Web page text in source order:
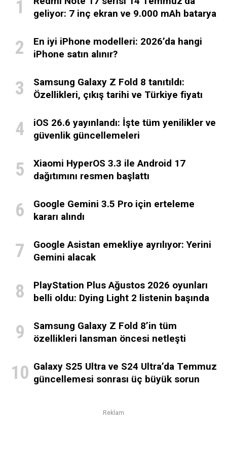
geliyor: 7 inç ekran ve 9.000 mAh batarya
En iyi iPhone modelleri: 2026’da hangi
iPhone satın alınır?
Samsung Galaxy Z Fold 8 tanıtıldı:
Özellikleri, çıkış tarihi ve Türkiye fiyatı
iOS 26.6 yayınlandı: İşte tüm yenilikler ve
güvenlik güncellemeleri
Xiaomi HyperOS 3.3 ile Android 17
dağıtımını resmen başlattı
Google Gemini 3.5 Pro için erteleme
kararı alındı
Google Asistan emekliye ayrılıyor: Yerini
Gemini alacak
PlayStation Plus Ağustos 2026 oyunları
belli oldu: Dying Light 2 listenin başında
Samsung Galaxy Z Fold 8’in tüm
özellikleri lansman öncesi netleşti
Galaxy S25 Ultra ve S24 Ultra’da Temmuz
güncellemesi sonrası üç büyük sorun
Reklam